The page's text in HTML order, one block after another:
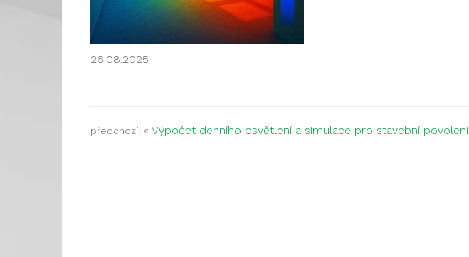
26.08.2025
předchozí: « Výpočet denního osvětlení a simulace pro stavební povolení